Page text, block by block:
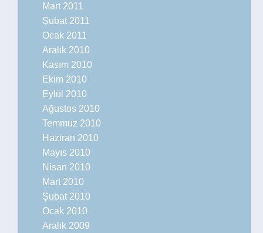
Mart 2011
Şubat 2011
Ocak 2011
Aralık 2010
Kasım 2010
Ekim 2010
Eylül 2010
Ağustos 2010
Temmuz 2010
Haziran 2010
Mayıs 2010
Nisan 2010
Mart 2010
Şubat 2010
Ocak 2010
Aralık 2009